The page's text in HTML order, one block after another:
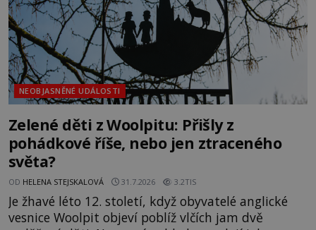
NEOBJASNĚNÉ UDÁLOSTI
Zelené děti z Woolpitu: Přišly z
pohádkové říše, nebo jen ztraceného
světa?
OD HELENA STEJSKALOVÁ 31.7.2026 3.2TIS
Je žhavé léto 12. století, když obyvatelé anglické
vesnice Woolpit objeví poblíž vlčích jam dvě